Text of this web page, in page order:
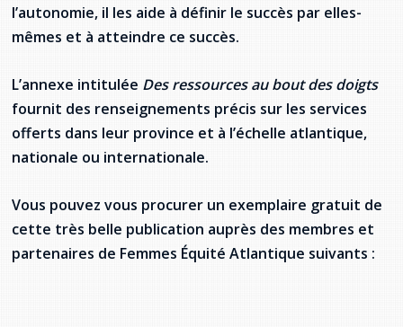
Clare Halleran
Dominic Demers
Yulia Kudryakova
l’autonomie, il les aide à définir le succès par elles-
mêmes et à atteindre ce succès.
L’annexe intitulée Des ressources au bout des doigts
fournit des renseignements précis sur les services
offerts dans leur province et à l’échelle atlantique,
nationale ou internationale.
Vous pouvez vous procurer un exemplaire gratuit de
cette très belle publication auprès des membres et
partenaires de Femmes Équité Atlantique suivants :